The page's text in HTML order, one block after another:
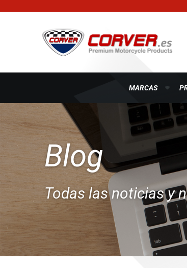
MARCAS
Blog
Todas las noticias y